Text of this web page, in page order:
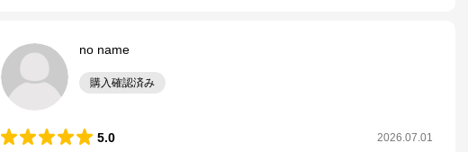
no name
購入確認済み
5.0 2026.07.01